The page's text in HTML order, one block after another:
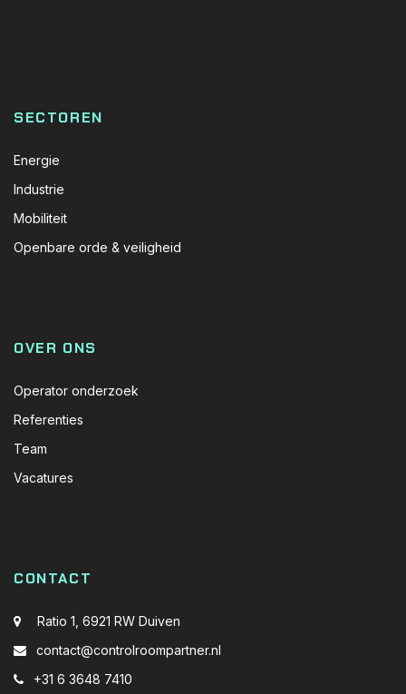
SECTOREN
Energie
Industrie
Mobiliteit
Openbare orde & veiligheid
OVER ONS
Operator onderzoek
Referenties
Team
Vacatures
CONTACT
Ratio 1, 6921 RW Duiven
contact@controlroompartner.nl
+31 6 3648 7410